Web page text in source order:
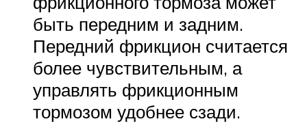
быть передним и задним.
Передний фрикцион считается
более чувствительным, а
управлять фрикционным
тормозом удобнее сзади.